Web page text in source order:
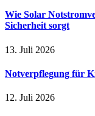
Wie Solar
Sicherheit sorgt
13. Juli 2026
Notverpflegung für
12. Juli 2026